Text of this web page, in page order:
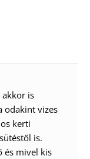
akkor is
odakint vizes
kerti
is.
és mivel kis